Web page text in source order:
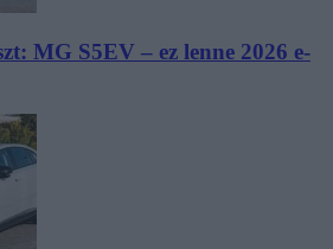
MG S5EV – ez lenne 2026 e-